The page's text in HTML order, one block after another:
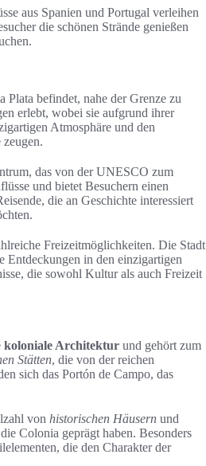
aus Spanien und Portugal verleihen
die schönen Strände genießen
Plata befindet, nahe der Grenze zu
erlebt, wobei sie aufgrund ihrer
Atmosphäre und den
das von der UNESCO zum
und bietet Besuchern einen
die an Geschichte interessiert
Freizeitmöglichkeiten. Die Stadt
Entdeckungen in den einzigartigen
die sowohl Kultur als auch Freizeit
koloniale Architektur und gehört zum
Stätten, die von der reichen
sich das Portón de Campo, das
von historischen Häusern und
Colonia geprägt haben. Besonders
die den Charakter der